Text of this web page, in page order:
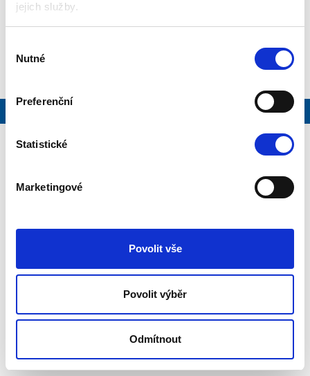
jejich služby.
souhlasu
Nutné
Preferenční
Statistické
Marketingové
Povolit vše
Povolit výběr
Odmítnout